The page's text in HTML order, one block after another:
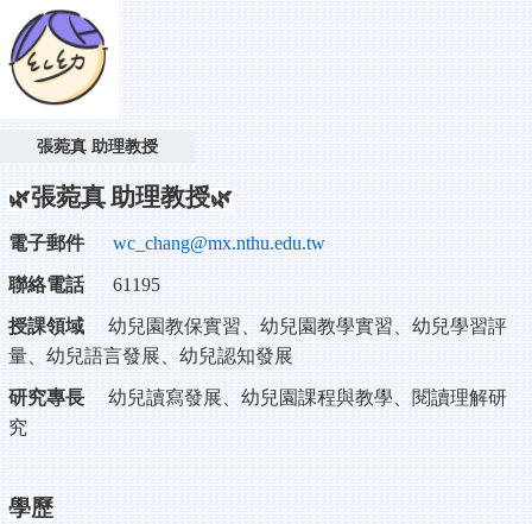
張菀真 助理教授
🌿張菀真助理教授🌿
電子郵件 wc_chang@mx.nthu.edu.tw
聯絡電話61195
授課領域
幼兒園教保實習、幼兒園教學實習、幼兒學習評
量、幼兒語言發展、幼兒認知發展
研究專長
幼兒讀寫發展、幼兒園課程與教學、閱讀理解研
究
學歷